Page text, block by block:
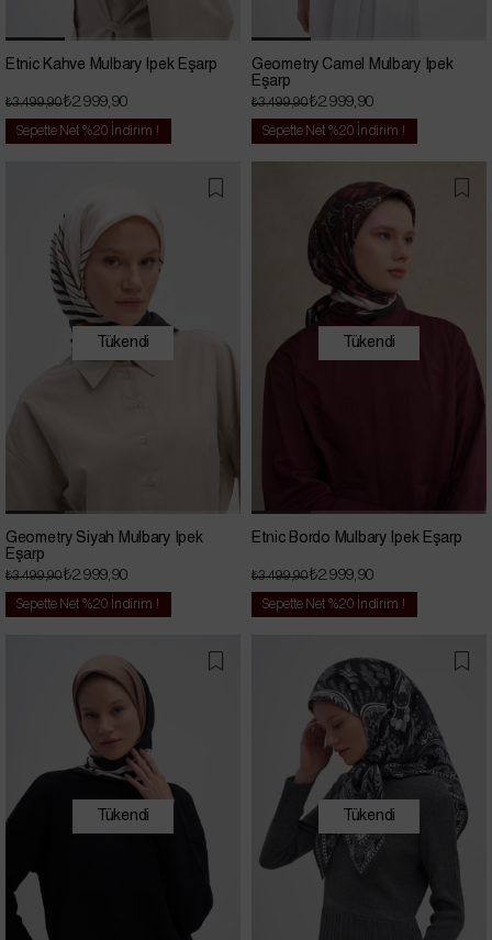
Etnic Kahve Mulbary İpek Eşarp
₺2.999,90
₺3.499,90
Sepette Net %20 İndirim !
Geometry Camel Mulbary İpek
Eşarp
₺2.999,90
₺3.499,90
Sepette Net %20 İndirim !
Tükendi
Geometry Siyah Mulbary İpek
Eşarp
₺2.999,90
₺3.499,90
Sepette Net %20 İndirim !
Tükendi
Etnic Bordo Mulbary İpek Eşarp
₺2.999,90
₺3.499,90
Sepette Net %20 İndirim !
Tükendi Tükendi